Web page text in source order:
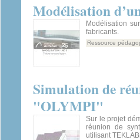
Modélisation
Modélisation
fabricants.
Ressource
Simulation de
"OLYMPI"
Sur le projet
réunion de
utilisant